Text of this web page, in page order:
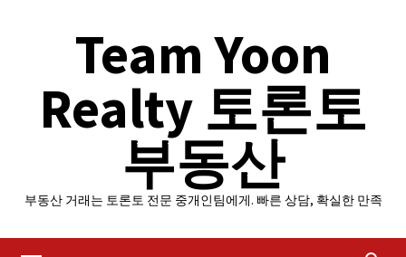
Team Yoon
Realty 토론토
부동산
부동산 거래는 토론토 전문 중개인팀에게. 빠른 상담, 확실한 만족